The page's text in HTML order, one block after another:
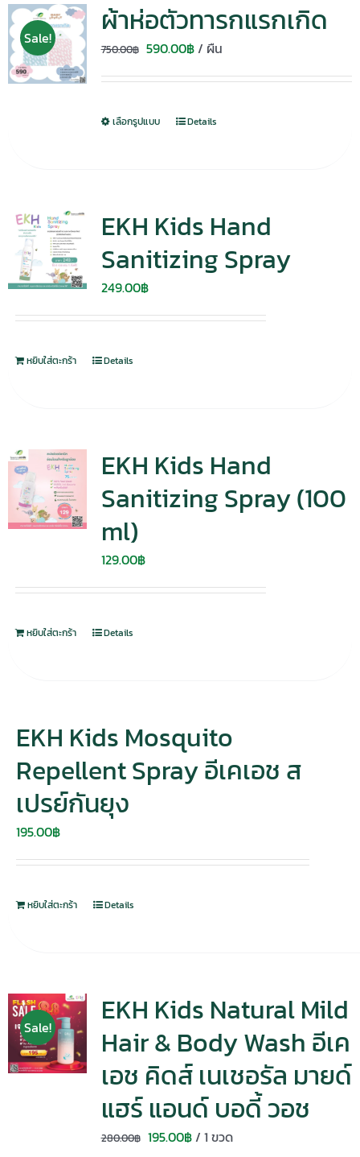
Sale! ผ้าห่อตัวทารกแรกเกิด
750.00฿ Original
750.00฿.
590.00฿Current
590.00฿.
/ ผืน
เลือกรูปแบบ Details
EKH Kids Hand
Sanitizing Spray
249.00฿
หยิบใส่ตะกร้า Details
EKH Kids Hand
Sanitizing Spray (100
ml)
129.00฿
หยิบใส่ตะกร้า Details
EKH Kids Mosquito
Repellent Spray อีเคเอช ส
เปรย์กันยุง
195.00฿
หยิบใส่ตะกร้า Details
Sale!
EKH Kids Natural Mild
Hair & Body Wash อีเค
เอช คิดส์ เนเชอรัล มายด์
แฮร์ แอนด์ บอดี้ วอช
280.00฿ Original
195.00฿Current
/ 1 ขวด